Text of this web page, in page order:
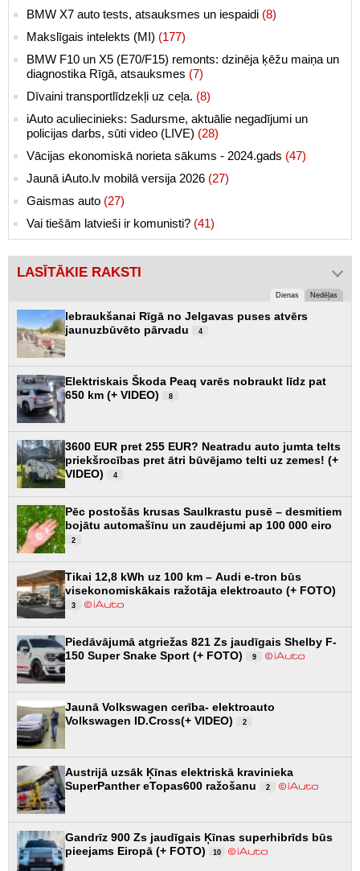
BMW X7 auto tests, atsauksmes un iespaidi (8)
Makslīgais intelekts (MI) (177)
BMW F10 un X5 (E70/F15) remonts: dzinēja ķēžu maiņa un
diagnostika Rīgā, atsauksmes (7)
Dīvaini transportlīdzekļi uz ceļa. (8)
iAuto aculiecinieks: Sadursme, aktuālie negadījumi un
policijas darbs, sūti video (LIVE) (28)
Vācijas ekonomiskā norieta sākums - 2024.gads (47)
Jaunā iAuto.lv mobilā versija 2026 (27)
Gaismas auto (27)
Vai tiešām latvieši ir komunisti? (41)
LASĪTĀKIE RAKSTI
Dienas Nedēļas
Iebraukšanai Rīgā no Jelgavas puses atvērs
jaunuzbūvēto pārvadu
4
Elektriskais Škoda Peaq varēs nobraukt līdz pat
650 km (+ VIDEO)
8
3600 EUR pret 255 EUR? Neatradu auto jumta telts
priekšrocības pret ātri būvējamo telti uz zemes! (+
VIDEO)
4
Pēc postošās krusas Saulkrastu pusē – desmitiem
bojātu automašīnu un zaudējumi ap 100 000 eiro
2
Tikai 12,8 kWh uz 100 km – Audi e-tron būs
visekonomiskākais ražotāja elektroauto (+ FOTO)
3
Piedāvājumā atgriežas 821 Zs jaudīgais Shelby F-
150 Super Snake Sport (+ FOTO)
9
Jaunā Volkswagen cerība- elektroauto
Volkswagen ID.Cross(+ VIDEO)
2
Austrijā uzsāk Ķīnas elektriskā kravinieka
SuperPanther eTopas600 ražošanu
2
Gandrīz 900 Zs jaudīgais Ķīnas superhibrīds būs
pieejams Eiropā (+ FOTO)
10